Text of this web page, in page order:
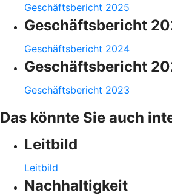
Geschäftsbericht 2025
Geschäftsbericht
Geschäftsbericht 2024
Geschäftsbericht
Geschäftsbericht 2023
Das könnte Sie auch
Leitbild
Leitbild
Nachhaltigkeit